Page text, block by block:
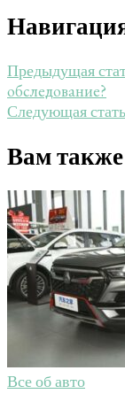
Предыдущая
обследование?
Следующая
Вам
Все об авто